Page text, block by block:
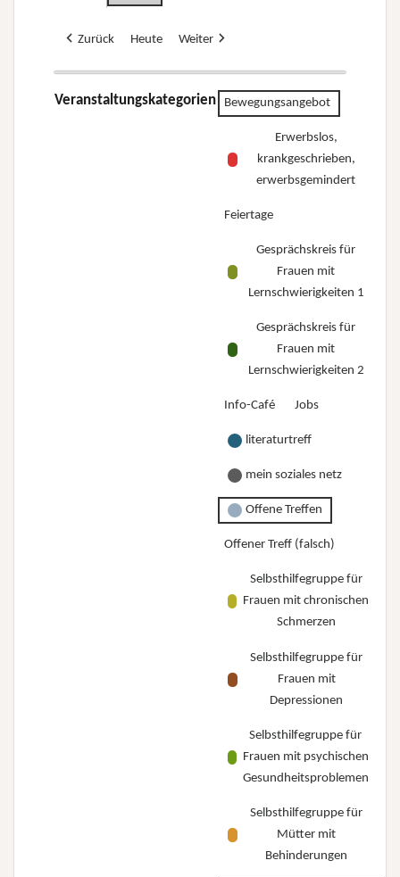
Zurück Heute Weiter
Veranstaltungskategorien Bewegungsangebot
Erwerbslos,
krankgeschrieben,
erwerbsgemindert
Feiertage
Gesprächskreis für
Frauen mit
Lernschwierigkeiten 1
Gesprächskreis für
Frauen mit
Lernschwierigkeiten 2
Info-Café Jobs
literaturtreff
mein soziales netz
Offene Treffen
Offener Treff (falsch)
Selbsthilfegruppe für
Frauen mit chronischen
Schmerzen
Selbsthilfegruppe für
Frauen mit
Depressionen
Selbsthilfegruppe für
Frauen mit psychischen
Gesundheitsproblemen
Selbsthilfegruppe für
Mütter mit
Behinderungen